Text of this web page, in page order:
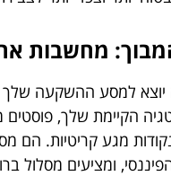
מחשבות
יוצא למסע ההשקעה
הקיימת שלך, פוסטים
מגע קריטיות. הם
ומציעים מסלול